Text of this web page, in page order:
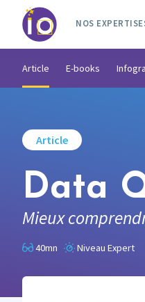
NOS
Article E-books
Article
Data
Mieux
40mn Niveau Expert